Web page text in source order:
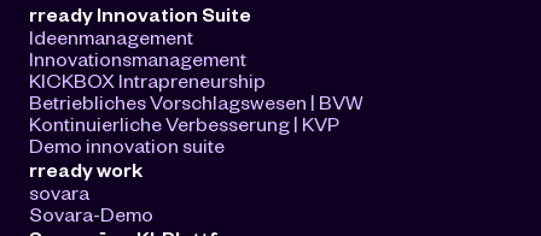
rready Innovation Suite
Ideenmanagement
Innovationsmanagement
KICKBOX Intrapreneurship
Betriebliches Vorschlagswesen | BVW
Kontinuierliche Verbesserung | KVP
Demo innovation suite
rready work
sovara
Sovara-Demo